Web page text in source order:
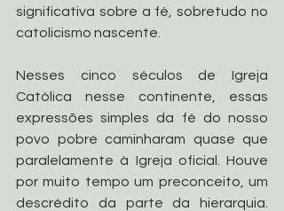
significativa sobre a fé, sobretudo no
catolicismo nascente.
Nesses cinco séculos de Igreja
Católica nesse continente, essas
expressões simples da fé do nosso
povo pobre caminharam quase que
paralelamente à Igreja oficial. Houve
por muito tempo um preconceito, um
descrédito da parte da hierarquia.